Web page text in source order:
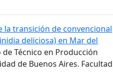
la transición de convencional
deliciosa) en Mar del
Técnico en Producción
de Buenos Aires. Facultad